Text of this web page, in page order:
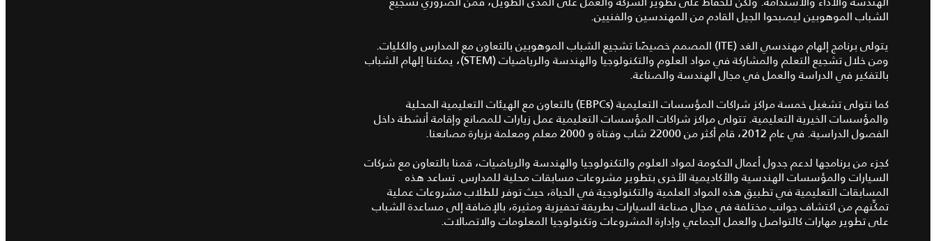
الشباب الموهوبين ليصبحوا الجيل القادم من المهندسين والفنيين.
يتولى برنامج إلهام مهندسي الغد (ITE) المصمم خصيصًا تشجيع الشباب الموهوبين بالتعاون مع المدارس والكليات.
ومن خلال تشجيع التعلم والمشاركة في مواد العلوم والتكنولوجيا والهندسة والرياضيات (STEM)، يمكننا إلهام الشباب
بالتفكير في الدراسة والعمل في مجال الهندسة والصناعة.
كما نتولى تشغيل خمسة مراكز شراكات المؤسسات التعليمية (EBPCs) بالتعاون مع الهيئات التعليمية المحلية
والمؤسسات الخيرية التعليمية. تتولى مراكز شراكات المؤسسات التعليمية عمل زيارات للمصانع وإقامة أنشطة داخل
الفصول الدراسية. في عام 2012، قام أكثر من 22000 شاب وفتاة و 2000 معلم ومعلمة بزيارة مصانعنا.
كجزء من برنامجها لدعم جدول أعمال الحكومة لمواد العلوم والتكنولوجيا والهندسة والرياضيات، قمنا بالتعاون مع شركات
السيارات والمؤسسات الهندسية والأكاديمية الأخرى بتطوير مشروعات مسابقات محلية للمدارس. تساعد هذه
المسابقات التعليمية في تطبيق هذه المواد العلمية والتكنولوجية في الحياة، حيث توفر للطلاب مشروعات عملية
تمكِّنهم من اكتشاف جوانب مختلفة في مجال صناعة السيارات بطريقة تحفيزية ومثيرة، بالإضافة إلى مساعدة الشباب
على تطوير مهارات كالتواصل والعمل الجماعي وإدارة المشروعات وتكنولوجيا المعلومات والاتصالات.